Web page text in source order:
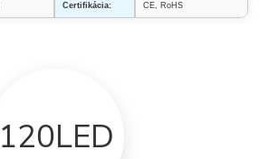
Certifikácia: CE, RoHS
120LED